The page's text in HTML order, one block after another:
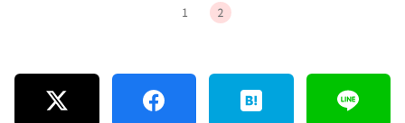
1 2